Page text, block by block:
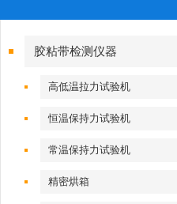
胶粘带检测仪器
高低温拉力试验机
恒温保持力试验机
常温保持力试验机
精密烘箱